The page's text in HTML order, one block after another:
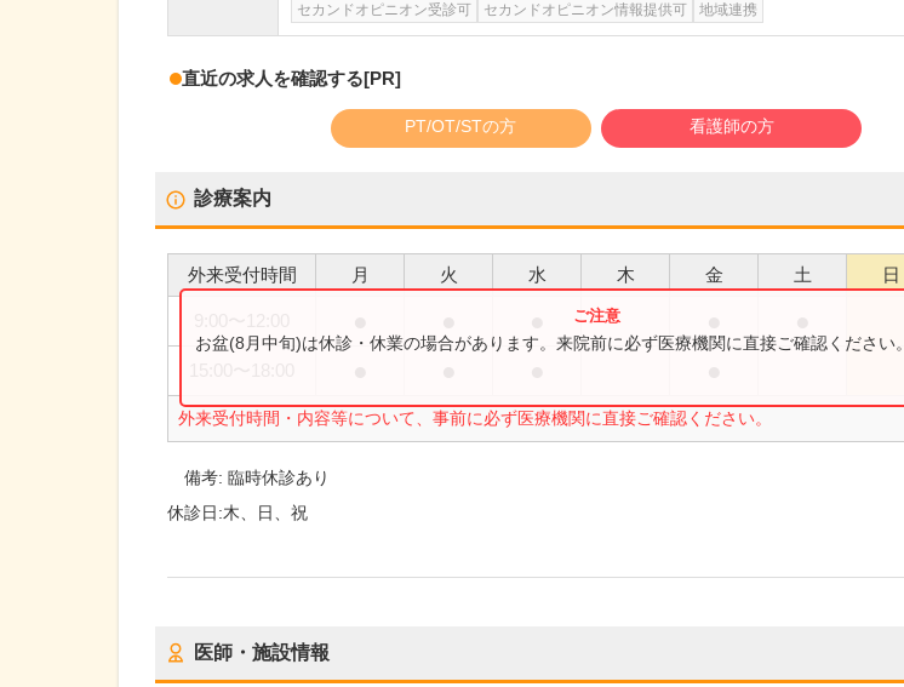
セカンドオピニオン受診可
セカンドオピニオン情報提供可 地域連携
直近の求人を確認する[PR]
PT/OT/STの方 看護師の方
診療案内
外来受付時間 月 火 水 木 金 土 日
外来受付時間・内容等について、事前に必ず医療機関に直接ご確認ください。
お盆(8月中旬)は休診・休業の場合があります。来院前に必ず医療機関に直接ご確認ください。
備考:臨時休診あり
休診日:木、日、祝
医師・施設情報